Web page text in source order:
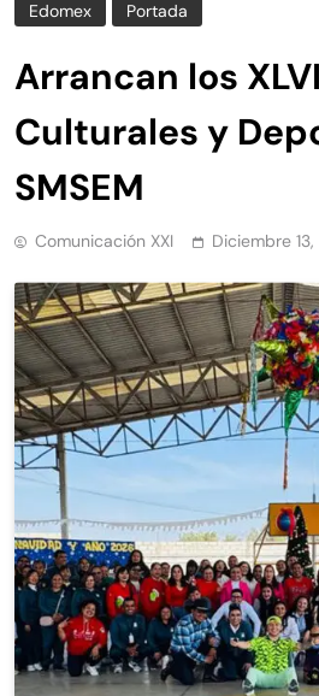
Edomex Portada
Arrancan los
Culturales y
SMSEM
Comunicación XXI Diciembre